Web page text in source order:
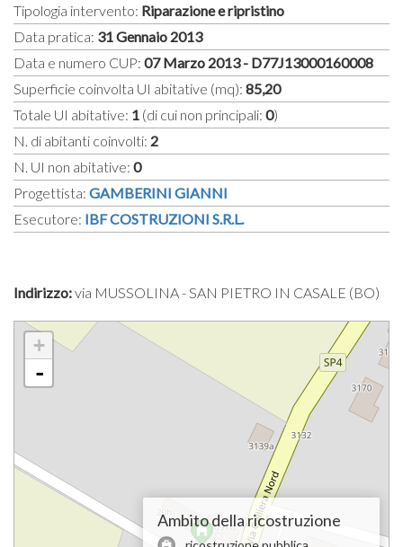
Tipologia intervento: Riparazione e ripristino
Data pratica: 31 Gennaio 2013
Data e numero CUP: 07 Marzo 2013 - D77J13000160008
Superficie coinvolta UI abitative (mq): 85,20
Totale UI abitative: 1 (di cui non principali: 0)
N. di abitanti coinvolti: 2
N. UI non abitative: 0
Progettista: GAMBERINI GIANNI
Esecutore: IBF COSTRUZIONI S.R.L.
Indirizzo:via MUSSOLINA - SAN PIETRO IN CASALE (BO)
+
-
Ambito della ricostruzione